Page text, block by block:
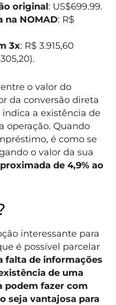
original: US$699.99.
na NOMAD: R$
3x: R$ 3.915,60
o valor do
da conversão direta
indica a existência de
operação. Quando
é como se
o valor da sua
de 4,9% ao
interessante para
é possível parcelar
falta de informações
de uma
podem fazer com
seja vantajosa para